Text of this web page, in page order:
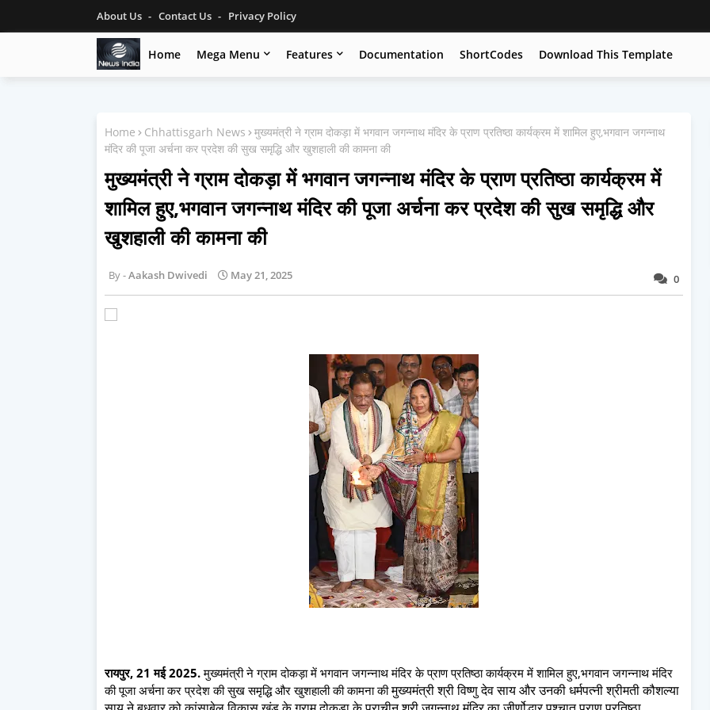
About Us Contact Us Privacy Policy
Home Mega Menu Features Documentation ShortCodes Download This Template
Home Chhattisgarh News
मुख्यमंत्री ने ग्राम दोकड़ा में भगवान जगन्नाथ मंदिर के प्राण प्रतिष्ठा कार्यक्रम में शामिल हुए,भगवान जगन्नाथ
मंदिर की पूजा अर्चना कर प्रदेश की सुख समृद्धि और खुशहाली की कामना की
मुख्यमंत्री ने ग्राम दोकड़ा में भगवान जगन्नाथ मंदिर के प्राण प्रतिष्ठा कार्यक्रम में
शामिल हुए,भगवान जगन्नाथ मंदिर की पूजा अर्चना कर प्रदेश की सुख समृद्धि और
खुशहाली की कामना की
0
Aakash Dwivedi May 21, 2025
रायपुर, 21 मई 2025.मुख्यमंत्री ने ग्राम दोकड़ा में भगवान जगन्नाथ मंदिर के प्राण प्रतिष्ठा कार्यक्रम में शामिल हुए,भगवान जगन्नाथ मंदिर
की पूजा अर्चना कर प्रदेश की सुख समृद्धि और खुशहाली की कामना कीमुख्यमंत्री श्री विष्णु देव साय और उनकी धर्मपत्नी श्रीमती कौशल्या